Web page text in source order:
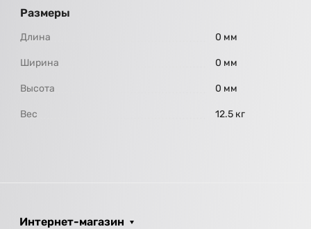
Размеры
Длина 0 мм
Ширина 0 мм
Высота 0 мм
Вес 12.5 кг
Интернет-магазин